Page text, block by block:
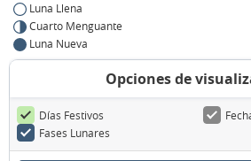
Luna Llena
Cuarto Menguante
Luna Nueva
Opciones de
Días Festivos
Fases Lunares